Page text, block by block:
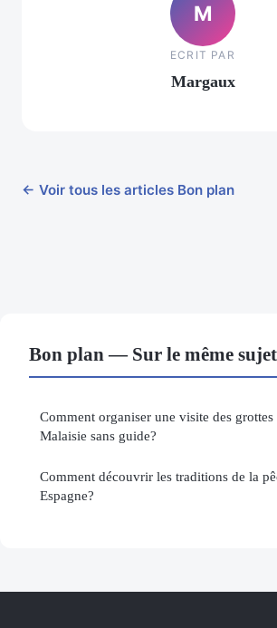
M
ECRIT PAR
Margaux
← Voir tous les articles Bon plan
Bon plan — Sur le même sujet
Comment organiser une visite des grottes
Malaisie sans guide?
Comment découvrir les traditions de la
Espagne?